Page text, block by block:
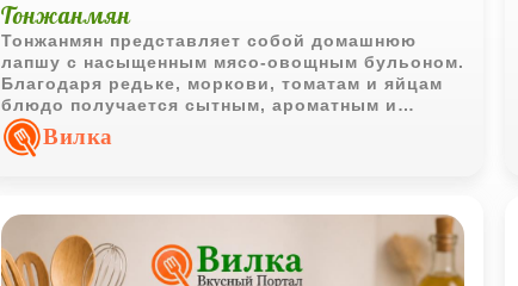
Тонжанмян
Тонжанмян представляет собой домашнюю
лапшу с насыщенным мясо-овощным бульоном.
Благодаря редьке, моркови, томатам и яйцам
блюдо получается сытным, ароматным и
хорошо подходит для семейного обеда.
Вилка